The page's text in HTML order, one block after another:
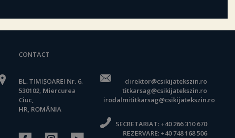
CONTACT
BL. TIMIȘOAREI Nr. 6.
530102, Miercurea
Ciuc,
HR, ROMÂNIA
direktor@csikijatekszin.ro
titkarsag@csikijatekszin.ro
irodalmititkarsag@csikijatekszin.ro
SECRETARIAT: +40 266 310 670
REZERVARE: +40 748 168 506